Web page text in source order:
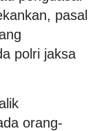
pasal
polri jaksa
orang-